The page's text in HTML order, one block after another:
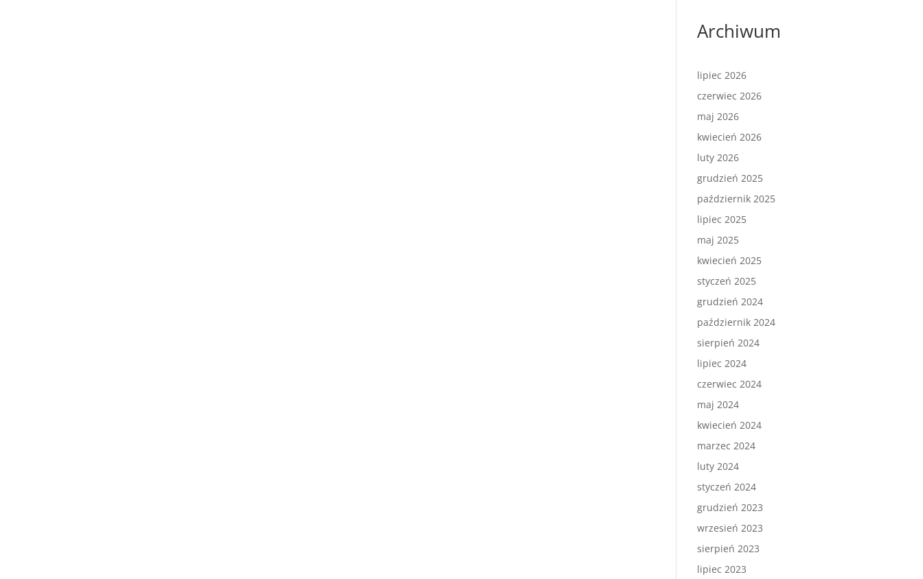
Archiwum
lipiec 2026
czerwiec 2026
maj 2026
kwiecień 2026
luty 2026
grudzień 2025
październik 2025
lipiec 2025
maj 2025
kwiecień 2025
styczeń 2025
grudzień 2024
październik 2024
sierpień 2024
lipiec 2024
czerwiec 2024
maj 2024
kwiecień 2024
marzec 2024
luty 2024
styczeń 2024
grudzień 2023
wrzesień 2023
sierpień 2023
lipiec 2023